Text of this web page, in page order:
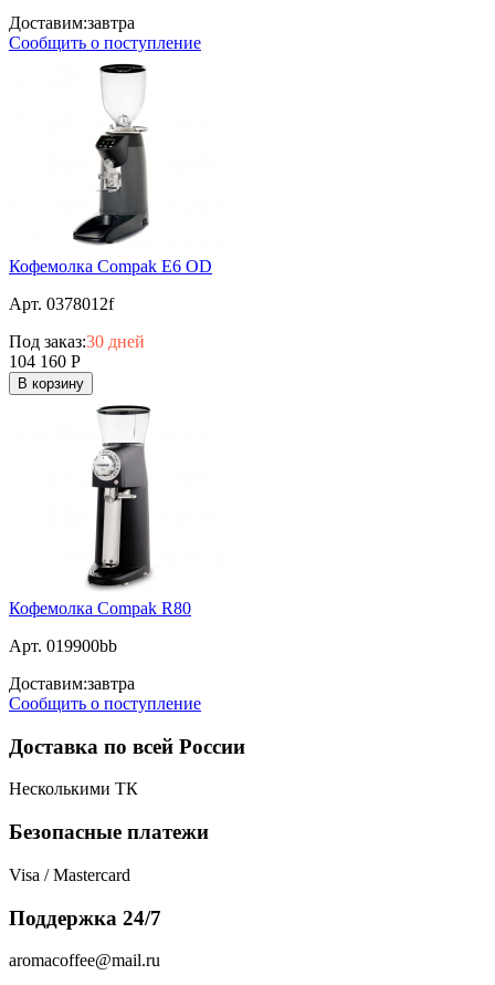
Доставим:завтра
Сообщить о поступление
Кофемолка Compak E6 OD
Арт. 0378012f
Под заказ:30 дней
104 160 Р
В корзину
Кофемолка Compak R80
Арт. 019900bb
Доставим:завтра
Сообщить о поступление
Доставка по всей России
Несколькими ТК
Безопасные платежи
Visa / Mastercard
Поддержка 24/7
aromacoffee@mail.ru